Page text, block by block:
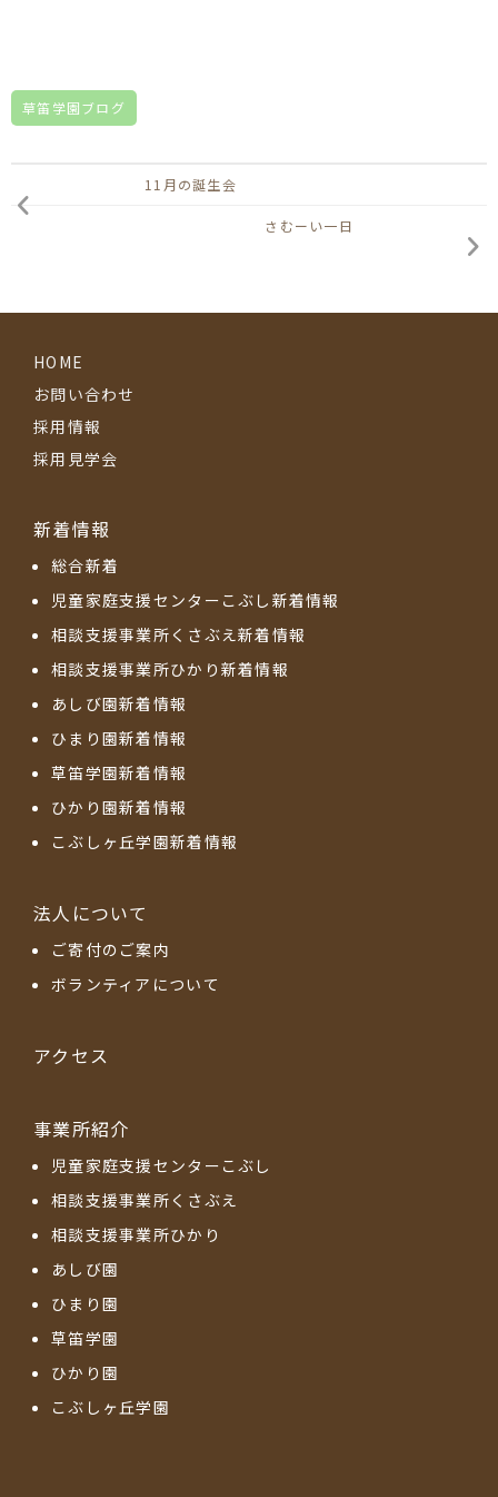
草笛学園ブログ
11月の誕生会
さむーい一日
HOME
お問い合わせ
採用情報
採用見学会
新着情報
総合新着
児童家庭支援センターこぶし新着情報
相談支援事業所くさぶえ新着情報
相談支援事業所ひかり新着情報
あしび園新着情報
ひまり園新着情報
草笛学園新着情報
ひかり園新着情報
こぶしヶ丘学園新着情報
法人について
ご寄付のご案内
ボランティアについて
アクセス
事業所紹介
児童家庭支援センターこぶし
相談支援事業所くさぶえ
相談支援事業所ひかり
あしび園
ひまり園
草笛学園
ひかり園
こぶしヶ丘学園